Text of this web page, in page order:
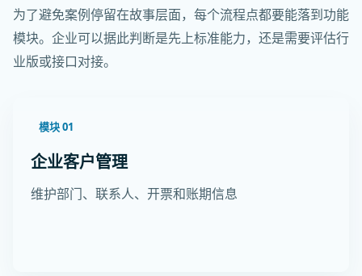
为了避免案例停留在故事层面，每个流程点都要能落到功能
模块。企业可以据此判断是先上标准能力，还是需要评估行
业版或接口对接。
模块 01
企业客户管理
维护部门、联系人、开票和账期信息